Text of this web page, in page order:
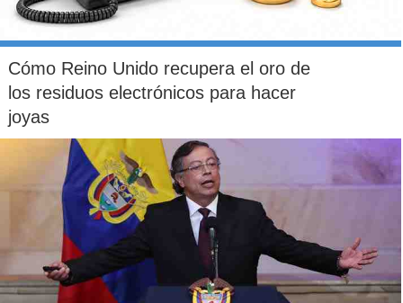
líder en esta materia.
Cómo Reino Unido recupera el oro de
los residuos electrónicos para hacer
joyas